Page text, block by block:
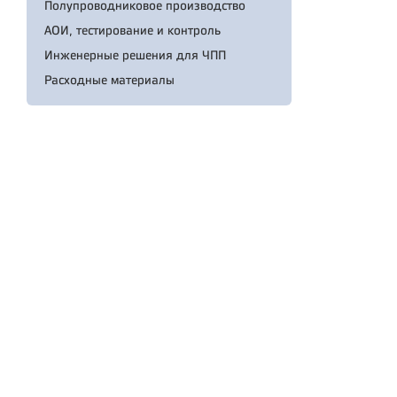
Полупроводниковое производство
АОИ, тестирование и контроль
Инженерные решения для ЧПП
Расходные материалы